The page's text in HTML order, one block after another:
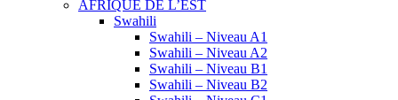
AFRIQUE DE L’EST
Swahili
Swahili – Niveau A1
Swahili – Niveau A2
Swahili – Niveau B1
Swahili – Niveau B2